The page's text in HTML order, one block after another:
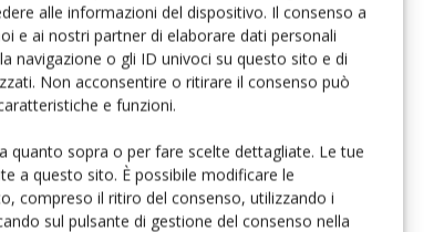
alle informazioni del dispositivo. Il consenso a
e ai nostri partner di elaborare dati personali
navigazione o gli ID univoci su questo sito e di
Non acconsentire o ritirare il consenso può
e funzioni.
quanto sopra o per fare scelte dettagliate. Le tue
a questo sito. È possibile modificare le
compreso il ritiro del consenso, utilizzando i
sul pulsante di gestione del consenso nella
Email